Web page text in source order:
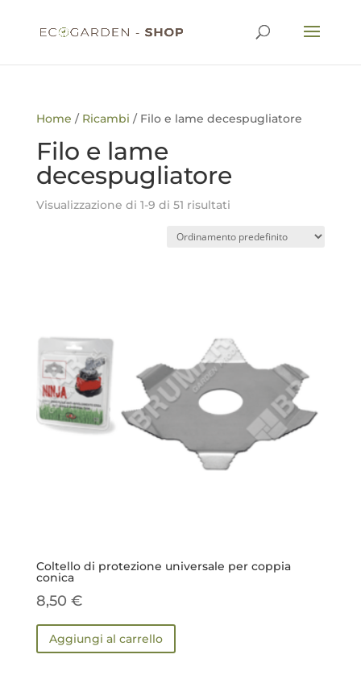
Home / Ricambi / Filo e lame decespugliatore
Filo e lame
decespugliatore
Visualizzazione di 1-9 di 51 risultati
Coltello di protezione universale per coppia
conica
8,50 €
Aggiungi al carrello